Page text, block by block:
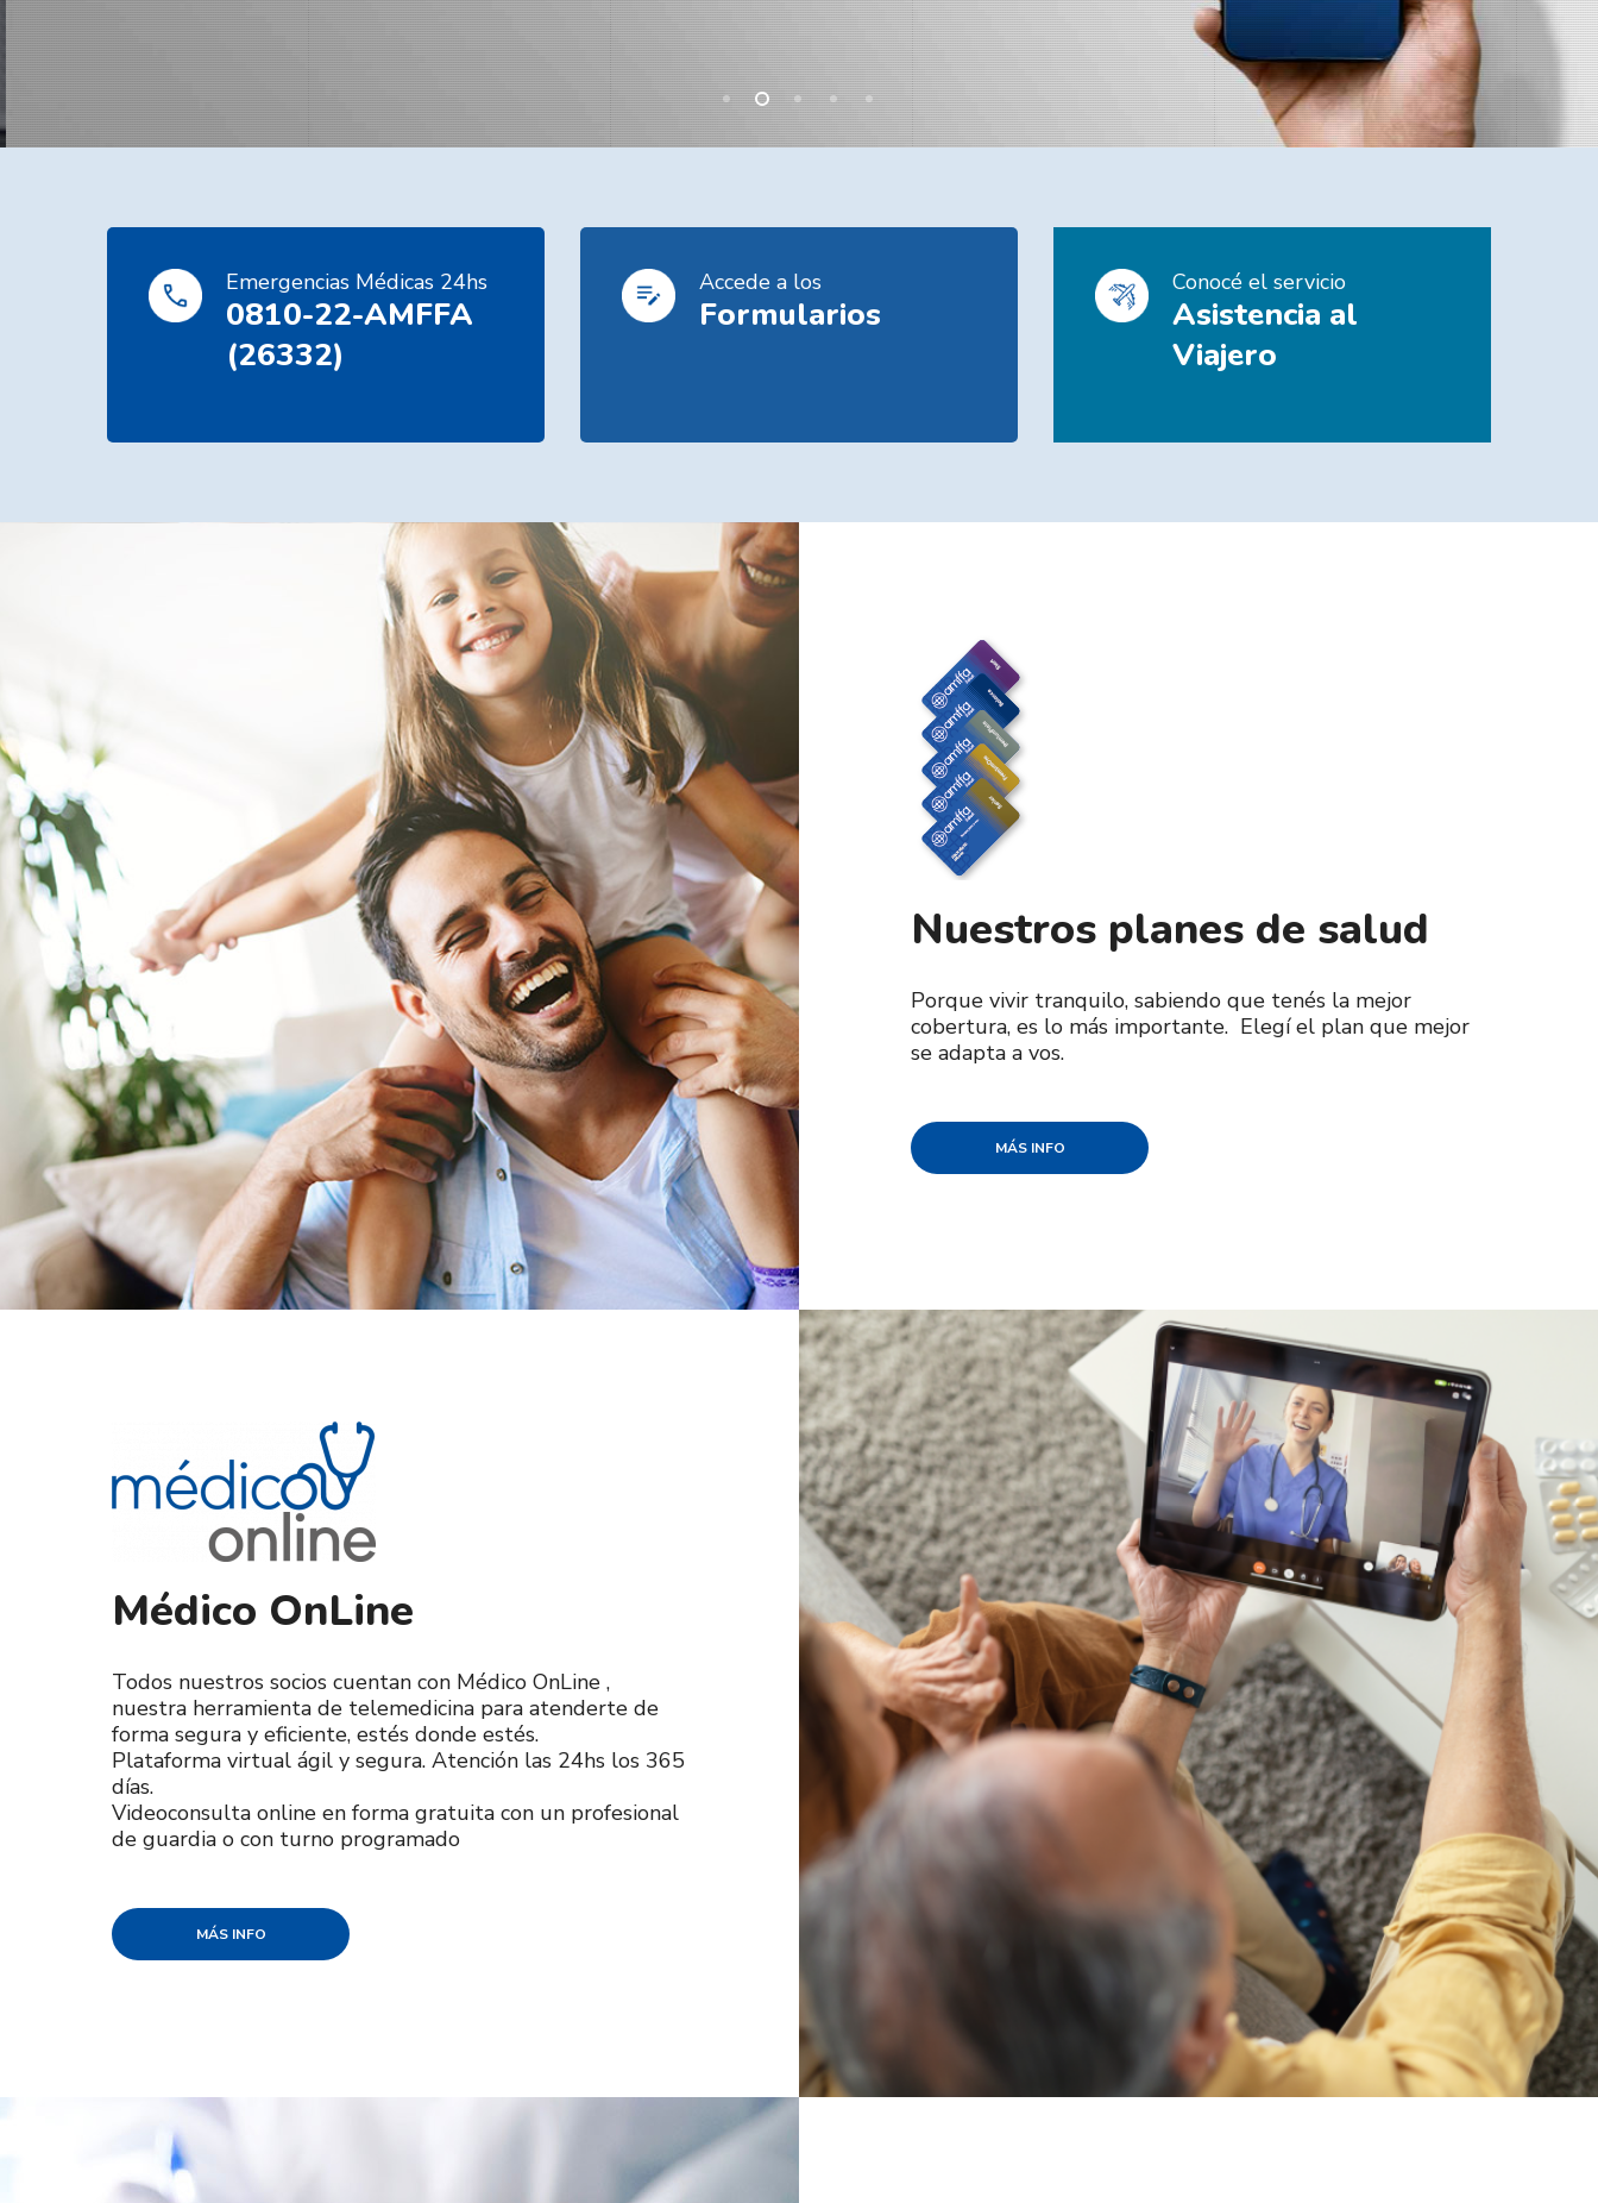
Emergencias Médicas 24hs
0810-22-AMFFA
(26332)
Accede a los
Formularios
Conocé el servicio
Asistencia al
Viajero
Nuestros planes de salud
Porque vivir tranquilo, sabiendo que tenés la mejor
cobertura, es lo más importante. Elegí el plan que mejor
se adapta a vos.
MÁS INFO
Médico OnLine
Todos nuestros socios cuentan con Médico OnLine ,
nuestra herramienta de telemedicina para atenderte de
forma segura y eficiente, estés donde estés.
Plataforma virtual ágil y segura. Atención las 24hs los 365
días.
Videoconsulta online en forma gratuita con un profesional
de guardia o con turno programado
MÁS INFO